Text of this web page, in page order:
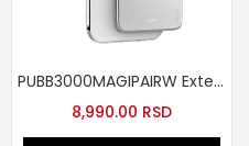
PUBB3000MAGIPAIRW Externa baterija slim bela
8,990.00 RSD